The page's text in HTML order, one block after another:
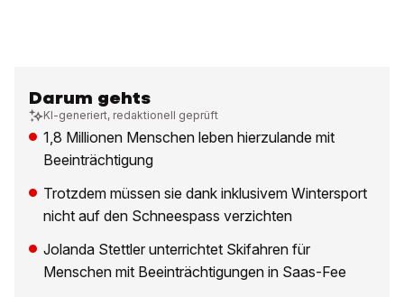
Darum gehts
KI-generiert, redaktionell geprüft
1,8 Millionen Menschen leben hierzulande mit
Beeinträchtigung
Trotzdem müssen sie dank inklusivem Wintersport
nicht auf den Schneespass verzichten
Jolanda Stettler unterrichtet Skifahren für
Menschen mit Beeinträchtigungen in Saas-Fee